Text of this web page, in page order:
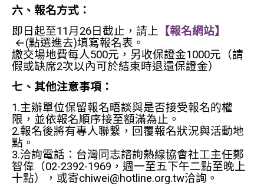
六、報名方式：
即日起至11月26日截止，請上 【報名網站】
←(點選進去)填寫報名表。
繳交場地費每人500元，另收保證金1000元（請
假或缺席2次以內可於結束時退還保證金）
七、其他注意事項：
1.主辦單位保留報名晤談與是否接受報名的權
限，並依報名順序接至額滿為止。
2.報名後將有專人聯繫，回覆報名狀況與活動地
點。
3.洽詢電話：台灣同志諮詢熱線協會社工主任鄭
智偉（02-2392-1969，週一至五下午二點至晚上
十點），或寄chiwei@hotline.org.tw洽詢。